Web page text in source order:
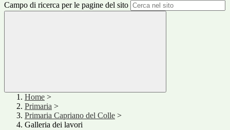
Campo di ricerca per le pagine del sito
Home >
Primaria >
Primaria Capriano del Colle >
Galleria dei lavori